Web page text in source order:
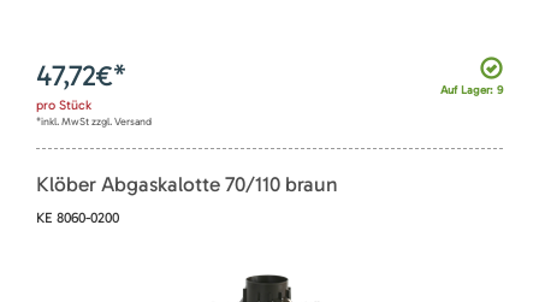
Auf Lager: 9
47,72€*
pro Stück
*inkl. MwSt zzgl. Versand
Klöber Abgaskalotte 70/110 braun
KE 8060-0200